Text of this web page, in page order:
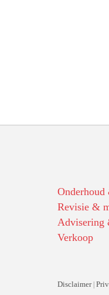
Onderhoud
Revisie &
Advisering
Verkoop
Disclaimer|